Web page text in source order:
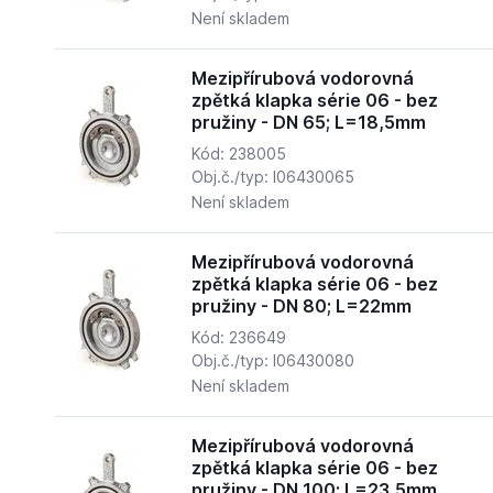
Není skladem
Mezipřírubová vodorovná
zpětká klapka série 06 - bez
pružiny - DN 65; L=18,5mm
Kód: 238005
Obj.č./typ: I06430065
Není skladem
Mezipřírubová vodorovná
zpětká klapka série 06 - bez
pružiny - DN 80; L=22mm
Kód: 236649
Obj.č./typ: I06430080
Není skladem
Mezipřírubová vodorovná
zpětká klapka série 06 - bez